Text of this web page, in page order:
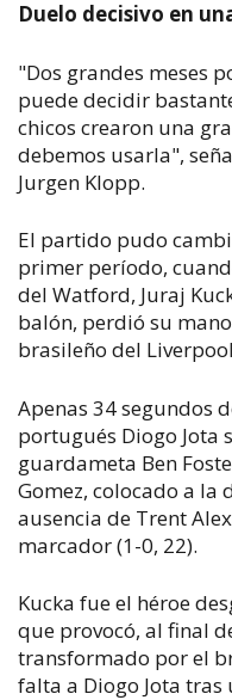
Duelo decisivo en
"Dos grandes meses
puede decidir
chicos crearon una
debemos usarla",
Jurgen Klopp.
El partido pudo
primer período,
del Watford, Juraj
balón, perdió su
brasileño del
Apenas 34 segundos
portugués Diogo Jota
guardameta Ben
Gomez, colocado a la
ausencia de Trent
marcador (1-0, 22).
Kucka fue el héroe
que provocó, al final
transformado por el
falta a Diogo Jota tras